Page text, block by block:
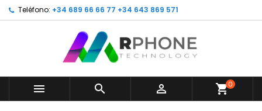
Teléfono: +34 689 66 66 77 +34 643 869 571
   shopping_cart0